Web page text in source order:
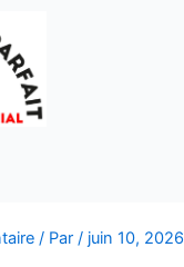
/ Par/ juin 10, 2026